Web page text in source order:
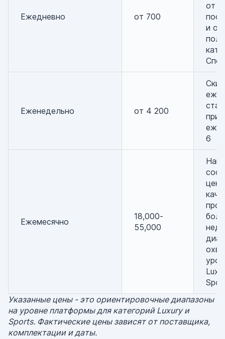
Ежедневно от 700
от
и
пол
Еженедельно от 4 200
6
Ежемесячно
18,000-
55,000
Указанные цены - это ориентировочные диапазоны
на уровне платформы для категорий Luxury и
Sports. Фактические цены зависят от поставщика,
комплектации и даты.